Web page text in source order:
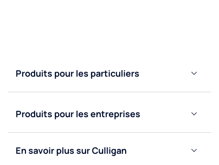
Produits pour les particuliers
Adoucisseurs
Purificateurs
à eau
Produits pour les entreprises
Fontaines
bonbonne
En savoir plus sur Culligan